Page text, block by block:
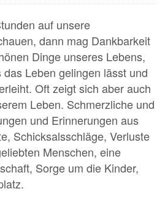
auf unsere
dann mag Dankbarkeit
Dinge unseres Lebens,
Leben gelingen lässt und
Oft zeigt sich aber auch
Leben. Schmerzliche und
und Erinnerungen aus
Schicksalsschläge, Verluste
Menschen, eine
Sorge um die Kinder,